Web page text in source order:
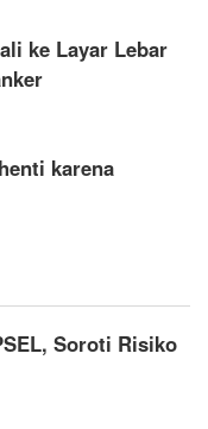
ke Layar Lebar
karena
Soroti Risiko